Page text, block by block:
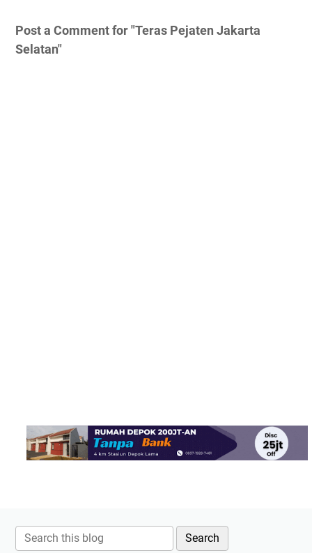
Post a Comment for "Teras Pejaten Jakarta
Selatan"